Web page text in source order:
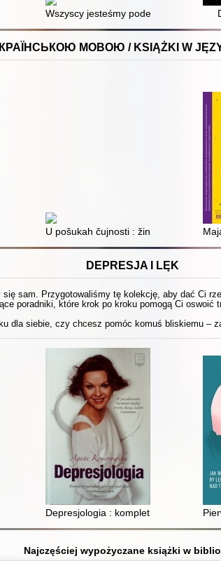
Wszyscy jesteśmy podejrzani
МОВОЮ / KSIĄŻKI W
U pošukah čujnosti : žinočij šlâh do
DEPRESJA I LĘK
sam. Przygotowaliśmy tę kolekcję, aby dać Ci
poradniki, które krok po kroku pomogą Ci oswoić
dla siebie, czy chcesz pomóc komuś bliskiemu –
Depresjologia : kompletny poradnik jak
Najczęściej wypożyczane książki w